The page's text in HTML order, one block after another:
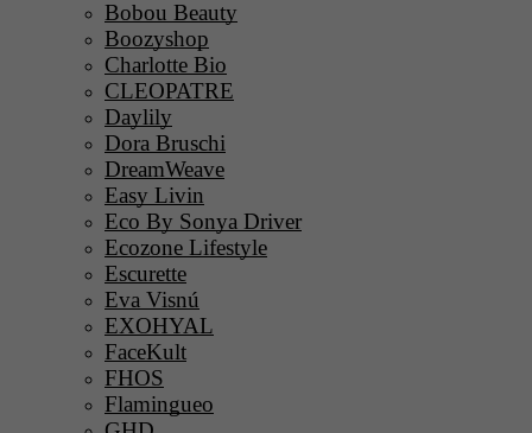
Bobou Beauty
Boozyshop
Charlotte Bio
CLEOPATRE
Daylily
Dora Bruschi
DreamWeave
Easy Livin
Eco By Sonya Driver
Ecozone Lifestyle
Escurette
Eva Visnú
EXOHYAL
FaceKult
FHOS
Flamingueo